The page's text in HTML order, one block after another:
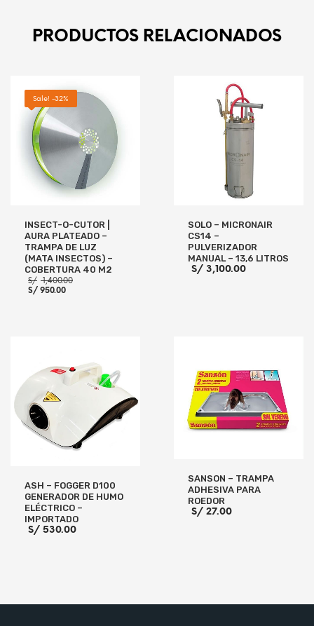
AÑADIR AL CARRITO
PRODUCTOS RELACIONADOS
Sale! -32%
INSECT-O-CUTOR |
AURA PLATEADO –
TRAMPA DE LUZ
(MATA INSECTOS) –
COBERTURA 40 M2
S/ 1,400.00
S/ 950.00
SOLO – MICRONAIR
CS14 –
PULVERIZADOR
MANUAL – 13,6 LITROS
S/3,100.00
ASH – FOGGER D100
GENERADOR DE HUMO
ELÉCTRICO –
IMPORTADO
S/ 530.00
SANSON – TRAMPA
ADHESIVA PARA
ROEDOR
S/27.00